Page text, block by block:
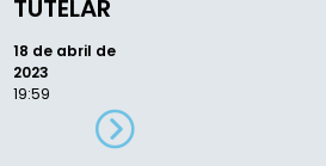
TUTELAR
18 de abril de
2023
19:59